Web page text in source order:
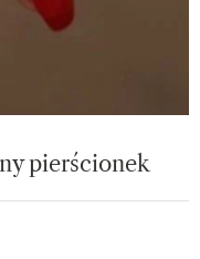
pierścionek